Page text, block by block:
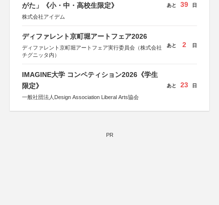
がた」《小・中・高校生限定》
株式会社アイデム
あと 39 日
ディファレント京町堀アートフェア2026
ディファレント京町堀アートフェア実行委員会（株式会社
チグニッタ内）
あと 2 日
IMAGINE大学 コンペティション2026《学生
限定》
一般社団法人Design Association Liberal Arts協会
あと 23 日
PR